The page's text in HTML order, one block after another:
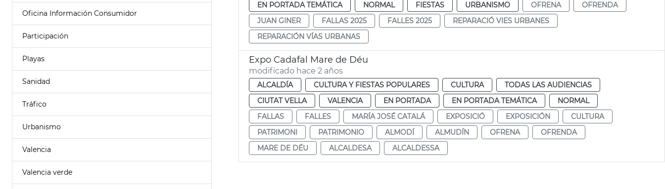
Oficina Información Consumidor
Participación
Playas
Sanidad
Tráfico
Urbanismo
Valencia
Valencia verde
EN PORTADA TEMÁTICA
NORMAL FIESTAS URBANISMO OFRENA
OFRENDA
JUAN GINER
FALLAS 2025 FALLES 2025
REPARACIÓ VIES URBANES
REPARACIÓN VÍAS URBANAS
Expo Cadafal Mare de Déu
modificado hace 2 años
ALCALDÍA CULTURA Y FIESTAS POPULARES CULTURA
TODAS LAS AUDIENCIAS
CIUTAT VELLA
VALENCIA EN PORTADA EN PORTADA TEMÁTICA
NORMAL
FALLAS
FALLES MARÍA JOSÉ CATALÁ EXPOSICIÓ EXPOSICIÓN
CULTURA
PATRIMONI
PATRIMONIO ALMODÍ ALMUDÍN OFRENA
OFRENDA
MARE DE DÉU
ALCALDESA ALCALDESSA